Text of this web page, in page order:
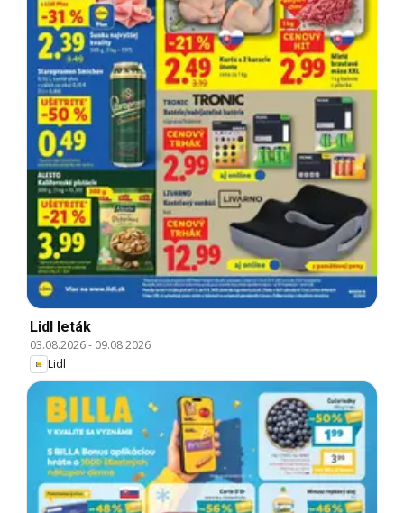
Lidl leták
03.08.2026- 09.08.2026
Lidl